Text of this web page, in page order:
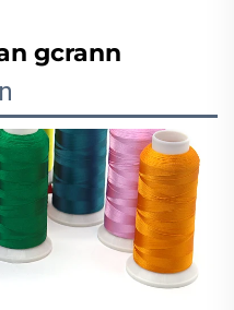
gcrann